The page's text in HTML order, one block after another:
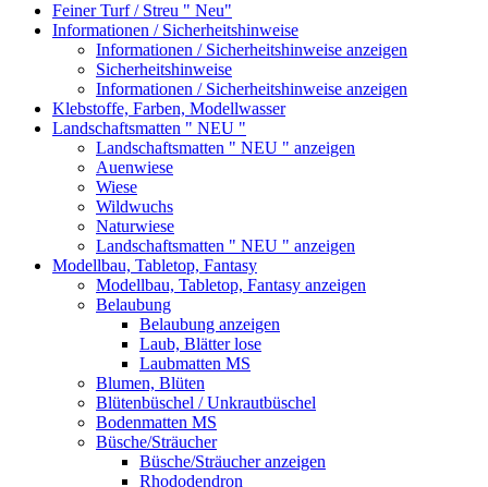
Feiner Turf / Streu " Neu"
Informationen / Sicherheitshinweise
Informationen / Sicherheitshinweise anzeigen
Sicherheitshinweise
Informationen / Sicherheitshinweise anzeigen
Klebstoffe, Farben, Modellwasser
Landschaftsmatten " NEU "
Landschaftsmatten " NEU " anzeigen
Auenwiese
Wiese
Wildwuchs
Naturwiese
Landschaftsmatten " NEU " anzeigen
Modellbau, Tabletop, Fantasy
Modellbau, Tabletop, Fantasy anzeigen
Belaubung
Belaubung anzeigen
Laub, Blätter lose
Laubmatten MS
Blumen, Blüten
Blütenbüschel / Unkrautbüschel
Bodenmatten MS
Büsche/Sträucher
Büsche/Sträucher anzeigen
Rhododendron